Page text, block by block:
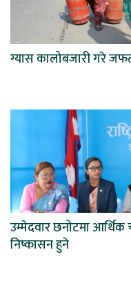
ग्यास कालोबजारी गरे
उम्मेदवार छनोटमा
निष्कासन हुने